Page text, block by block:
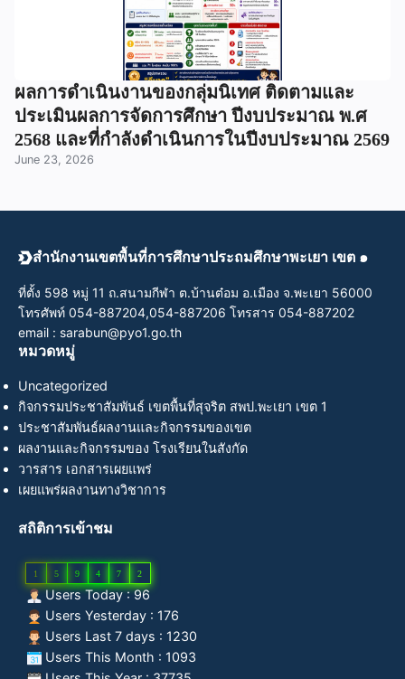
ผลการดำเนินงานของกลุ่มนิเทศ ติดตามและ
ประเมินผลการจัดการศึกษา ปีงบประมาณ พ.ศ
2568 และที่กำลังดำเนินการในปีงบประมาณ 2569
June 23, 2026
สำนักงานเขตพื้นที่การศึกษาประถมศึกษาพะเยา เขต ๑
ที่ตั้ง 598 หมู่ 11 ถ.สนามกีฬา ต.บ้านต๋อม อ.เมือง จ.พะเยา 56000
โทรศัพท์ 054-887204,054-887206 โทรสาร 054-887202
email : sarabun@pyo1.go.th
หมวดหมู่
Uncategorized
กิจกรรมประชาสัมพันธ์ เขตพื้นที่สุจริต สพป.พะเยา เขต 1
ประชาสัมพันธ์ผลงานและกิจกรรมของเขต
ผลงานและกิจกรรมของ โรงเรียนในสังกัด
วารสาร เอกสารเผยแพร่
เผยแพร่ผลงานทางวิชาการ
สถิติการเข้าชม
1 5 9 4 7 2
Users Today : 96
Users Yesterday : 176
Users Last 7 days : 1230
Users This Month : 1093